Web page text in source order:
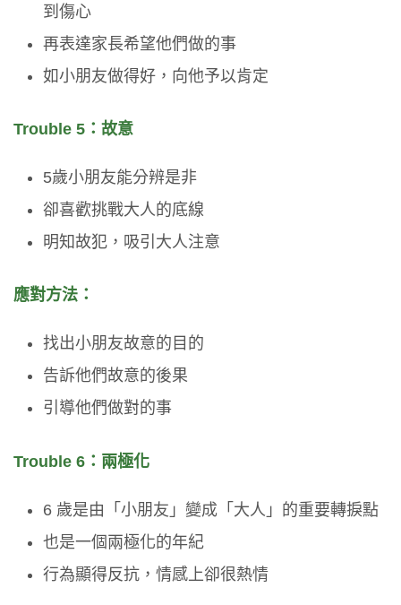
到傷心
再表達家長希望他們做的事
如小朋友做得好，向他予以肯定
Trouble 5：故意
5歲小朋友能分辨是非
卻喜歡挑戰大人的底線
明知故犯，吸引大人注意
應對方法：
找出小朋友故意的目的
告訴他們故意的後果
引導他們做對的事
Trouble 6：兩極化
6 歲是由「小朋友」變成「大人」的重要轉捩點
也是一個兩極化的年紀
行為顯得反抗，情感上卻很熱情